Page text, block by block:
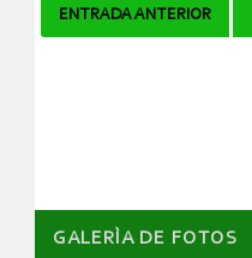
Navegador
ENTRADA ANTERIOR
GALERÌA DE FOTOS